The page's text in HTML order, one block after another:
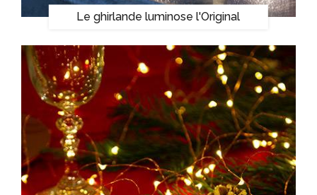
Le ghirlande luminose l'Original